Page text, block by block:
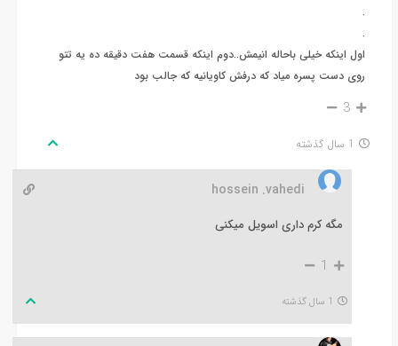
.
.
اول اینکه خیلی باحاله انیمش..دوم اینکه قسمت هفت دقیقه ده یه تتو
روی دست پسره میاد که درفش کاویانیه که جالب بود
3
1 سال گذشته
hossein .vahedi
مگه کرم داری اسویل میکنی
1
1 سال گذشته